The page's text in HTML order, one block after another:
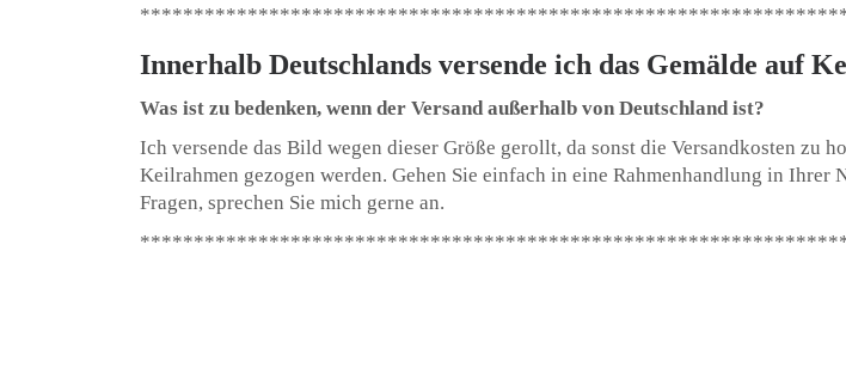
Innerhalb Deutschlands versende ich das Gemälde auf
Was ist zu bedenken, wenn der Versand außerhalb von Deutschland ist?
Ich versende das Bild wegen dieser Größe gerollt, da sonst die Versandkosten zu
Keilrahmen gezogen werden. Gehen Sie einfach in eine Rahmenhandlung in
Fragen, sprechen Sie mich gerne an.